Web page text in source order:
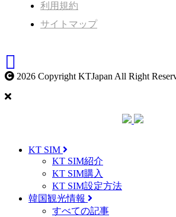
利用規約
サイトマップ
2026 Copyright KTJapan All Right
KT SIM
KT SIM紹介
KT SIM購入
KT SIM設定方法
韓国観光情報
すべての記事